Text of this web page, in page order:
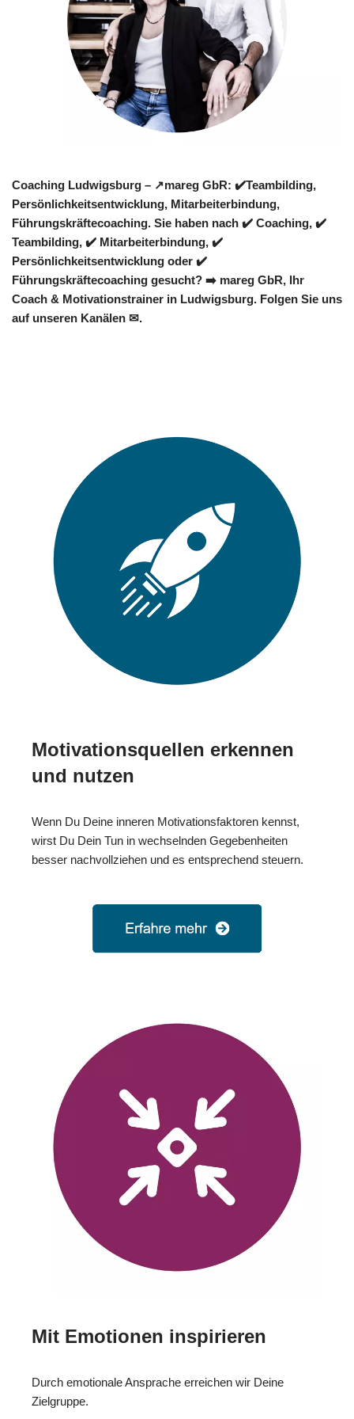
Coaching Ludwigsburg – ↗️mareg GbR: ✔️Teambilding,
Persönlichkeitsentwicklung, Mitarbeiterbindung,
Führungskräftecoaching. Sie haben nach ✔️ Coaching, ✔️
Teambilding, ✔️ Mitarbeiterbindung, ✔️
Persönlichkeitsentwicklung oder ✔️
Führungskräftecoaching gesucht? ➡️ mareg GbR, Ihr
Coach & Motivationstrainer in Ludwigsburg. Folgen Sie uns
auf unseren Kanälen ✉.
Motivationsquellen erkennen
und nutzen
Wenn Du Deine inneren Motivationsfaktoren kennst,
wirst Du Dein Tun in wechselnden Gegebenheiten
besser nachvollziehen und es entsprechend steuern.
Mit Emotionen inspirieren
Durch emotionale Ansprache erreichen wir Deine
Zielgruppe.